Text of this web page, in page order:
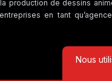
production de dessins
en tant
Nous